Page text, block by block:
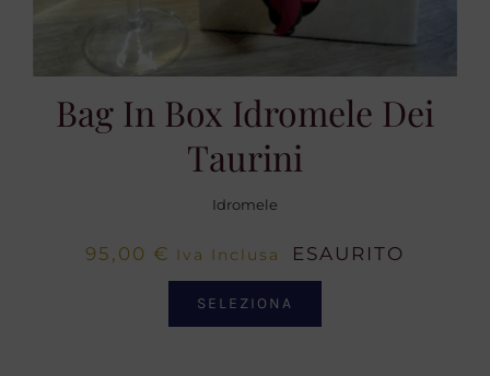
Bag In Box Idromele Dei
Taurini
Idromele
95,00 € Iva Inclusa ESAURITO
SELEZIONA